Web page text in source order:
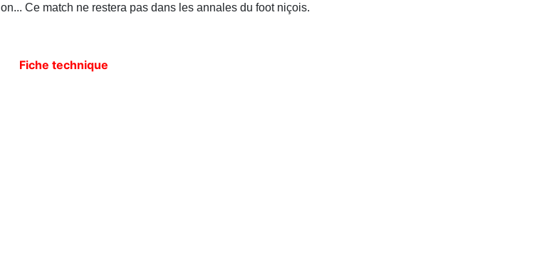
Ce match ne restera pas dans les annales du foot niçois.
Fiche technique